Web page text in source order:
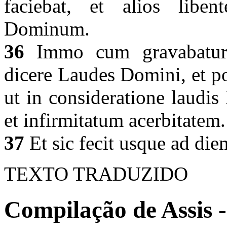
faciebat, et alios
Dominum.
36 Immo cum
dicere Laudes Domini, et
ut in consideratione
et infirmitatum
37 Et sic fecit usque ad
TEXTO TRADUZIDO
Compilação de Assis